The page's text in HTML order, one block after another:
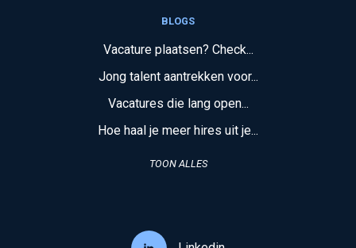
BLOGS
Vacature plaatsen? Check...
Jong talent aantrekken voor...
Vacatures die lang open...
Hoe haal je meer hires uit je...
TOON ALLES